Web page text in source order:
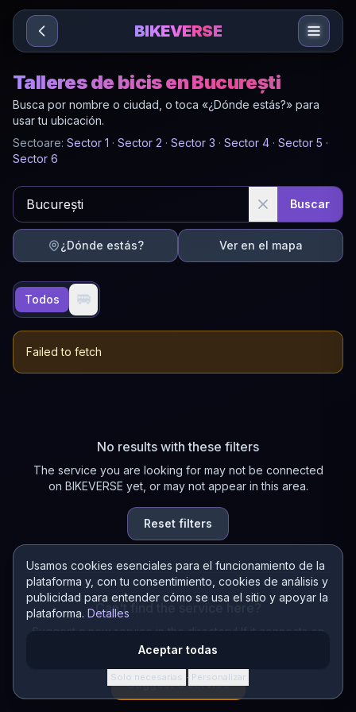
Sari la conținut
Usamos cookies esenciales para el funcionamiento de la
plataforma y, con tu consentimiento, cookies de análisis y
publicidad para entender cómo se usa el sitio y apoyar la
plataforma. Detalles
Aceptar todas
Solo necesarias · Personalizar
BIKEVERSE
Talleres de bicis en București
Busca por nombre o ciudad, o toca «¿Dónde estás?» para
usar tu ubicación.
Sectoare: Sector 1 · Sector 2 · Sector 3 · Sector 4 · Sector 5 ·
Sector 6
Buscar
¿Dónde estás? Ver en el mapa
Todos 🚐
Failed to fetch
No results with these filters
The service you are looking for may not be connected
on BIKEVERSE yet, or may not appear in this area.
Reset filters
Can't find the service here?
Suggest a new service in the directory! If it connects on
BIKEVERSE, you earn 200 AURA.
Suggest a service